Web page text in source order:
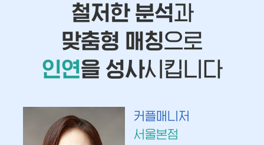
철저한 분석과
맞춤형 매칭으로
인연을 성사시킵니다
커플매니저
서울본점